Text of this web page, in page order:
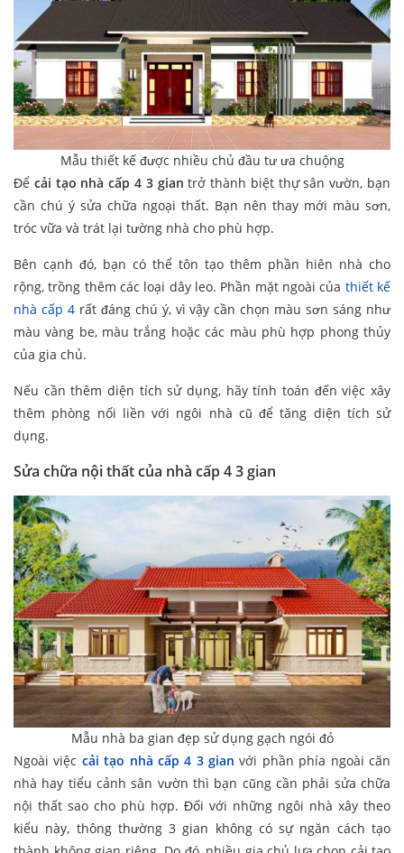
Mẫu thiết kế được nhiều chủ đầu tư ưa chuộng
Để cải tạo nhà cấp 4 3 gian trở thành biệt thự sân vườn, bạn
cần chú ý sửa chữa ngoại thất. Bạn nên thay mới màu sơn,
tróc vữa và trát lại tường nhà cho phù hợp.
Bên cạnh đó, bạn có thể tôn tạo thêm phần hiên nhà cho
rộng, trồng thêm các loại dây leo. Phần mặt ngoài của thiết kế
nhà cấp 4rất đáng chú ý, vì vậy cần chọn màu sơn sáng như
màu vàng be, màu trắng hoặc các màu phù hợp phong thủy
của gia chủ.
Nếu cần thêm diện tích sử dụng, hãy tính toán đến việc xây
thêm phòng nối liền với ngôi nhà cũ để tăng diện tích sử
dụng.
Sửa chữa nội thất của nhà cấp 4 3 gian
Mẫu nhà ba gian đẹp sử dụng gạch ngói đỏ
Ngoài việc cải tạo nhà cấp 4 3 gian với phần phía ngoài căn
nhà hay tiểu cảnh sân vườn thì bạn cũng cần phải sửa chữa
nội thất sao cho phù hợp. Đối với những ngôi nhà xây theo
kiểu này, thông thường 3 gian không có sự ngăn cách tạo